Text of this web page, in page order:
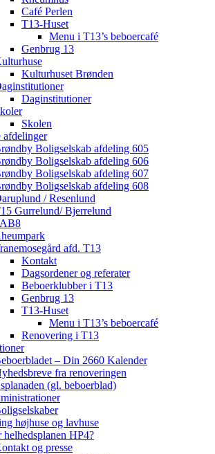
Café Perlen
T13-Huset
Menu i T13’s beboercafé
Genbrug 13
Kulturhuset Brønden
Daginstitutioner
Skolen
afdelinger
Boligselskab afdeling 605
Boligselskab afdeling 606
Boligselskab afdeling 607
Boligselskab afdeling 608
/ Resenlund
Gurrelund/ Bjerrelund
afd. T13
Kontakt
Dagsordener og referater
Beboerklubber i T13
Genbrug 13
T13-Huset
Menu i T13’s beboercafé
Renovering i T13
– Din 2660 Kalender
fra renoveringen
(gl. beboerblad)
højhuse og lavhuse
helhedsplanen HP4?
og presse